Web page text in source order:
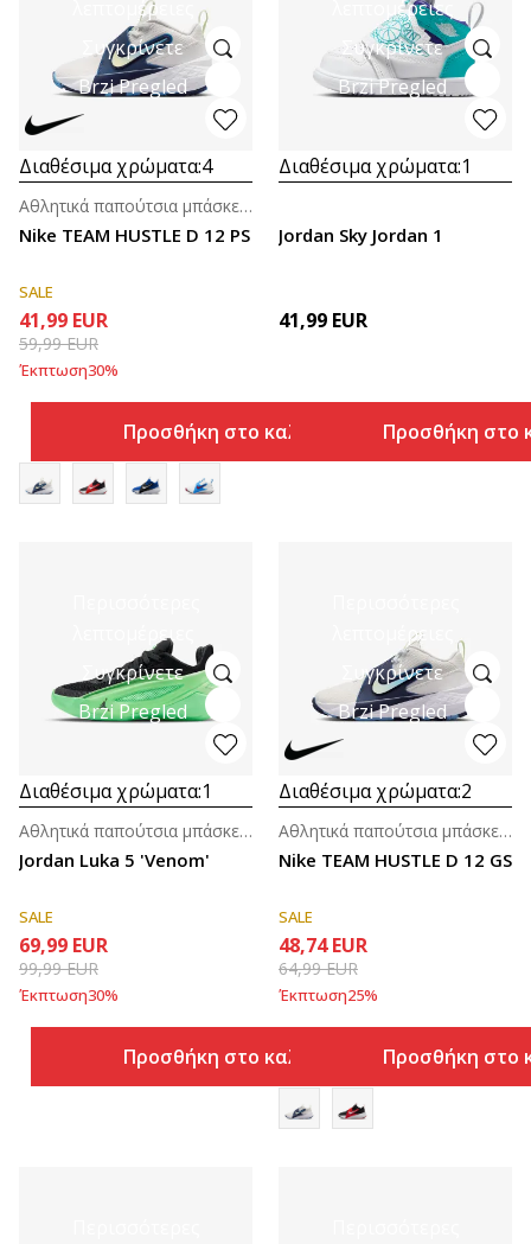
λεπτομέρειες
Συγκρίνετε
Brzi Pregled
Διαθέσιμα χρώματα:4
Nike TEAM HUSTLE D 12 PS
Αθλητικά παπούτσια μπάσκετ για αγόρια (4-7ε.)
SALE
41,99 EUR
59,99EUR
Έκπτωση30%
Προσθήκη στο καλάθι
λεπτομέρειες
Συγκρίνετε
Brzi Pregled
Διαθέσιμα χρώματα:1
Jordan Sky Jordan 1
41,99 EUR
Προσθήκη στο
λεπτομέρειες
Συγκρίνετε
Brzi Pregled
Διαθέσιμα χρώματα:1
Jordan Luka 5 'Venom'
Αθλητικά παπούτσια μπάσκετ για μεγάλα παιδιά (8-14ε.)
SALE
69,99 EUR
99,99EUR
Έκπτωση30%
Προσθήκη στο καλάθι
λεπτομέρειες
Συγκρίνετε
Brzi Pregled
Διαθέσιμα χρώματα:2
Nike TEAM HUSTLE D 12 GS
Αθλητικά παπούτσια μπάσκετ για μεγάλα παιδιά (8-14ε.)
SALE
48,74 EUR
64,99EUR
Έκπτωση25%
Προσθήκη στο